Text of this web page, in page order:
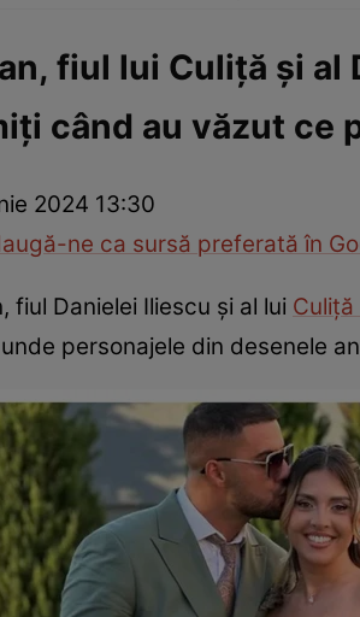
românești Interviurile Click!
fiul lui Culiță și al
când au văzut ce
2024 13:30
ne ca sursă preferată în
fiul Danielei Iliescu și al lui
personajele din desenele